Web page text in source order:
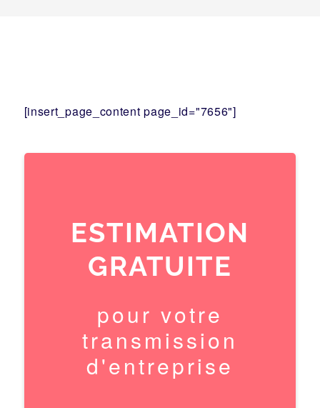
[insert_page_content page_id="7656"]
ESTIMATION
GRATUITE
pour votre
transmission
d'entreprise